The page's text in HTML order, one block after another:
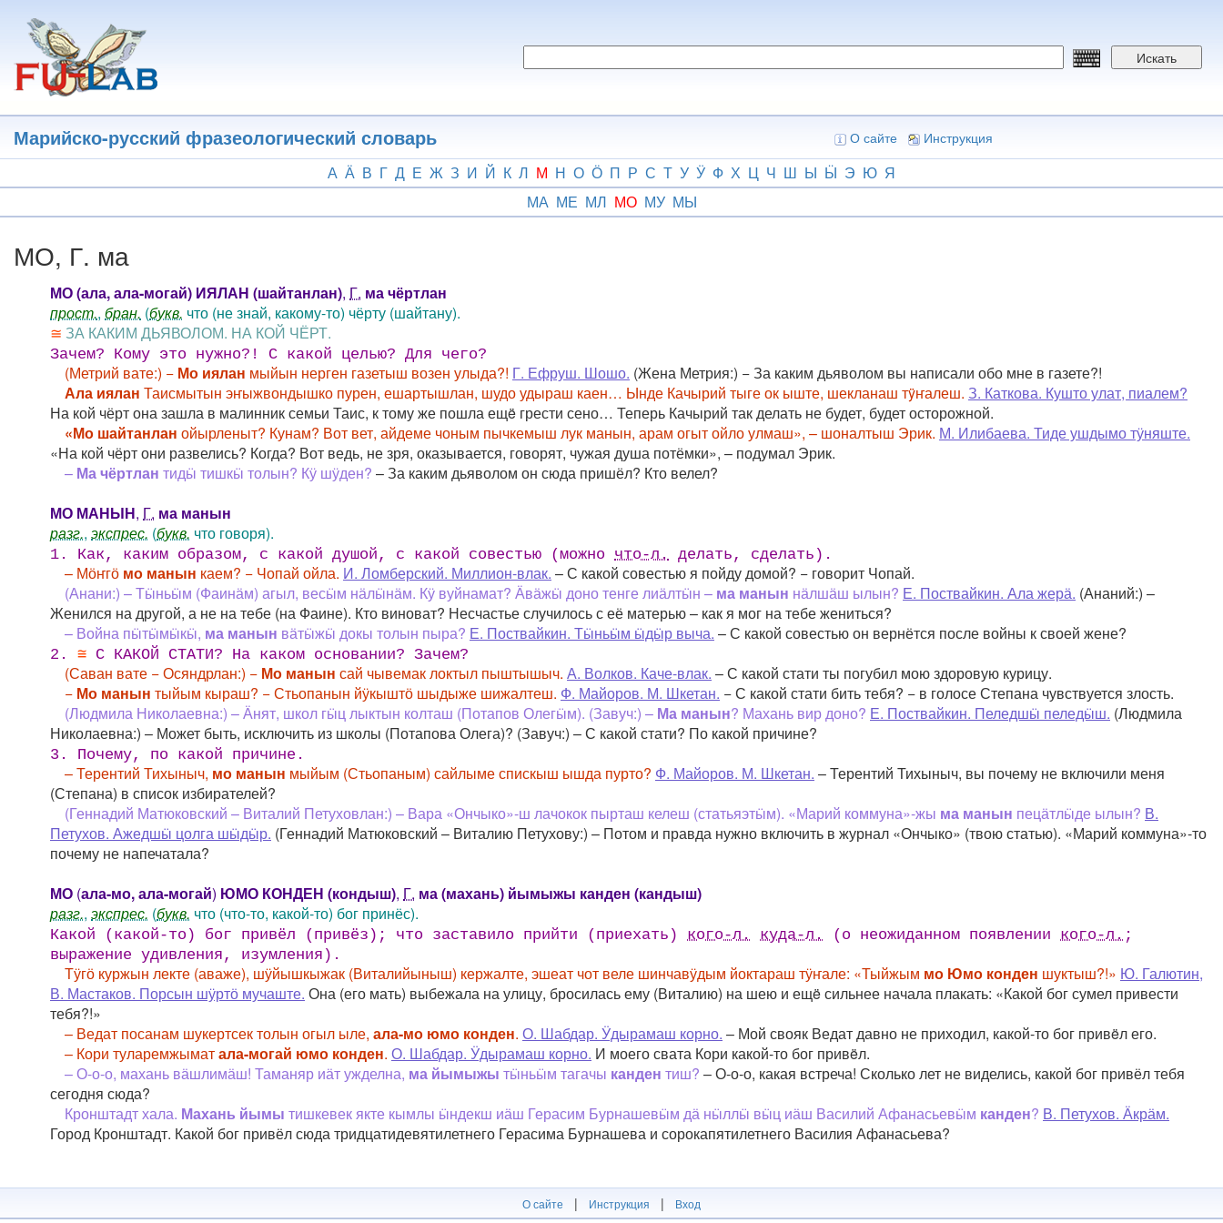
основному
содержанию
Искать
Марийско-русский фразеологический словарь О сайте Инструкция
А Ӓ В Г Д Е Ж З И Й К Л М Н О Ӧ П Р С Т У Ӱ Ф Х Ц Ч Ш Ы Ӹ Э Ю Я
МА МЕ МЛ МО МУ МЫ
МО, Г. ма
МО (ала, ала-могай) ИЯЛАН (шайтанлан), Г. ма чёртлан
прост., бран. (букв. что (не знай, какому-то) чёрту (шайтану).
≅ ЗА КАКИМ ДЬЯВОЛОМ. НА КОЙ ЧЁРТ.
Зачем? Кому это нужно?! С какой целью? Для чего?
(Метрий вате:) − Мо иялан мыйын нерген газетыш возен улыда?! Г. Ефруш. Шошо. (Жена Метрия:) − За каким дьяволом вы написали обо мне в газете?!
Ала иялан Таисмытын эҥыжвондышко пурен, ешартышлан, шудо удыраш каен… Ынде Качырий тыге ок ыште, шекланаш тÿҥалеш. З. Каткова. Кушто улат, пиалем?
На кой чёрт она зашла в малинник семьи Таис, к тому же пошла ещë грести сено… Теперь Качырий так делать не будет, будет осторожной.
«Мо шайтанлан ойырленыт? Кунам? Вот вет, айдеме чоным пычкемыш лук манын, арам огыт ойло улмаш», – шоналтыш Эрик. М. Илибаева. Тиде ушдымо тӱняште.
«На кой чёрт они развелись? Когда? Вот ведь, не зря, оказывается, говорят, чужая душа потёмки», – подумал Эрик.
– Ма чёртлан тидӹ тишкӹ толын? Кӱ шӱден? – За каким дьяволом он сюда пришёл? Кто велел?
МО МАНЫН, Г. ма манын
разг., экспрес. (букв. что говоря).
1. Как, каким образом, с какой душой, с какой совестью (можно что-л. делать, сделать).
– Мӧҥгӧ мо манын каем? − Чопай ойла. И. Ломберский. Миллион-влак. – С какой совестью я пойду домой? − говорит Чопай.
(Анани:) – Тӹньӹм (Фаинӓм) агыл, весӹм нӓлӹнӓм. Кӱ вуйнамат? Ӓвӓжӹ доно тенге лиӓлтӹн – ма манын нӓлшӓш ылын? Е. Поствайкин. Ала жерӓ. (Ананий:) –
Женился на другой, а не на тебе (на Фаине). Кто виноват? Несчастье случилось с её матерью – как я мог на тебе жениться?
– Война пӹтӹмӹкӹ, ма манын вӓтӹжӹ докы толын пыра? Е. Поствайкин. Тӹньӹм ӹдӹр выча. – С какой совестью он вернётся после войны к своей жене?
2. ≅ С КАКОЙ СТАТИ? На каком основании? Зачем?
(Саван вате − Осяндрлан:) − Мо манын сай чывемак локтыл пыштышыч. А. Волков. Каче-влак. – С какой стати ты погубил мою здоровую курицу.
− Мо манын тыйым кыраш? − Стьопанын йӱкыштӧ шыдыже шижалтеш. Ф. Майоров. М. Шкетан. − С какой стати бить тебя? − в голосе Степана чувствуется злость.
(Людмила Николаевна:) – Ӓнят, школ гӹц лыктын колташ (Потапов Олегӹм). (Завуч:) – Ма манын? Махань вир доно? Е. Поствайкин. Пеледшӹ пеледӹш. (Людмила
Николаевна:) – Может быть, исключить из школы (Потапова Олега)? (Завуч:) – С какой стати? По какой причине?
3. Почему, по какой причине.
– Терентий Тихыныч, мо манын мыйым (Стьопаным) сайлыме спискыш ышда пурто? Ф. Майоров. М. Шкетан. – Терентий Тихыныч, вы почему не включили меня
(Степана) в список избирателей?
(Геннадий Матюковский – Виталий Петуховлан:) – Вара «Ончыко»-ш лачокок пырташ келеш (статьяэтӹм). «Марий коммуна»-жы ма манын пецӓтлӹде ылын? В.
Петухов. Ажедшӹ цолга шӹдӹр. (Геннадий Матюковский – Виталию Петухову:) – Потом и правда нужно включить в журнал «Ончыко» (твою статью). «Марий коммуна»-то
почему не напечатала?
МО (ала-мо, ала-могай) ЮМО КОНДЕН (кондыш), Г. ма (махань) йымыжы канден (кандыш)
разг., экспрес. (букв. что (что-то, какой-то) бог принёс).
Какой (какой-то) бог привëл (привëз); что заставило прийти (приехать) кого-л. куда-л. (о неожиданном появлении кого-л. ;
выражение удивления, изумления).
Тӱгӧ куржын лекте (аваже), шӱйышкыжак (Виталийыныш) кержалте, эшеат чот веле шинчавӱдым йоктараш тӱҥале: «Тыйжым мо Юмо конден шуктыш?!» Ю. Галютин,
В. Мастаков. Порсын шӱртӧ мучаште. Она (его мать) выбежала на улицу, бросилась ему (Виталию) на шею и ещë сильнее начала плакать: «Какой бог сумел привести
тебя?!»
– Ведат посанам шукертсек толын огыл ыле, ала-мо юмо конден. О. Шабдар. Ӱдырамаш корно. – Мой свояк Ведат давно не приходил, какой-то бог привëл его.
– Кори туларемжыматала-могай юмо конден. О. Шабдар. Ӱдырамаш корно. И моего свата Кори какой-то бог привëл.
– О-о-о, махань вӓшлимӓш! Таманяр иӓт ужделна, ма йымыжы тӹньӹм тагачы канден тиш? – О-о-о, какая встреча! Сколько лет не виделись, какой бог привёл тебя
сегодня сюда?
Кронштадт хала. Махань йымы тишкевек якте кымлы ӹндекш иӓш Герасим Бурнашевӹм дӓ нӹллӹ вӹц иӓш Василий Афанасьевӹм канден? В. Петухов. Ӓкрӓм.
Город Кронштадт. Какой бог привёл сюда тридцатидевятилетнего Герасима Бурнашева и сорокапятилетнего Василия Афанасьева?
О сайте | Инструкция | Вход